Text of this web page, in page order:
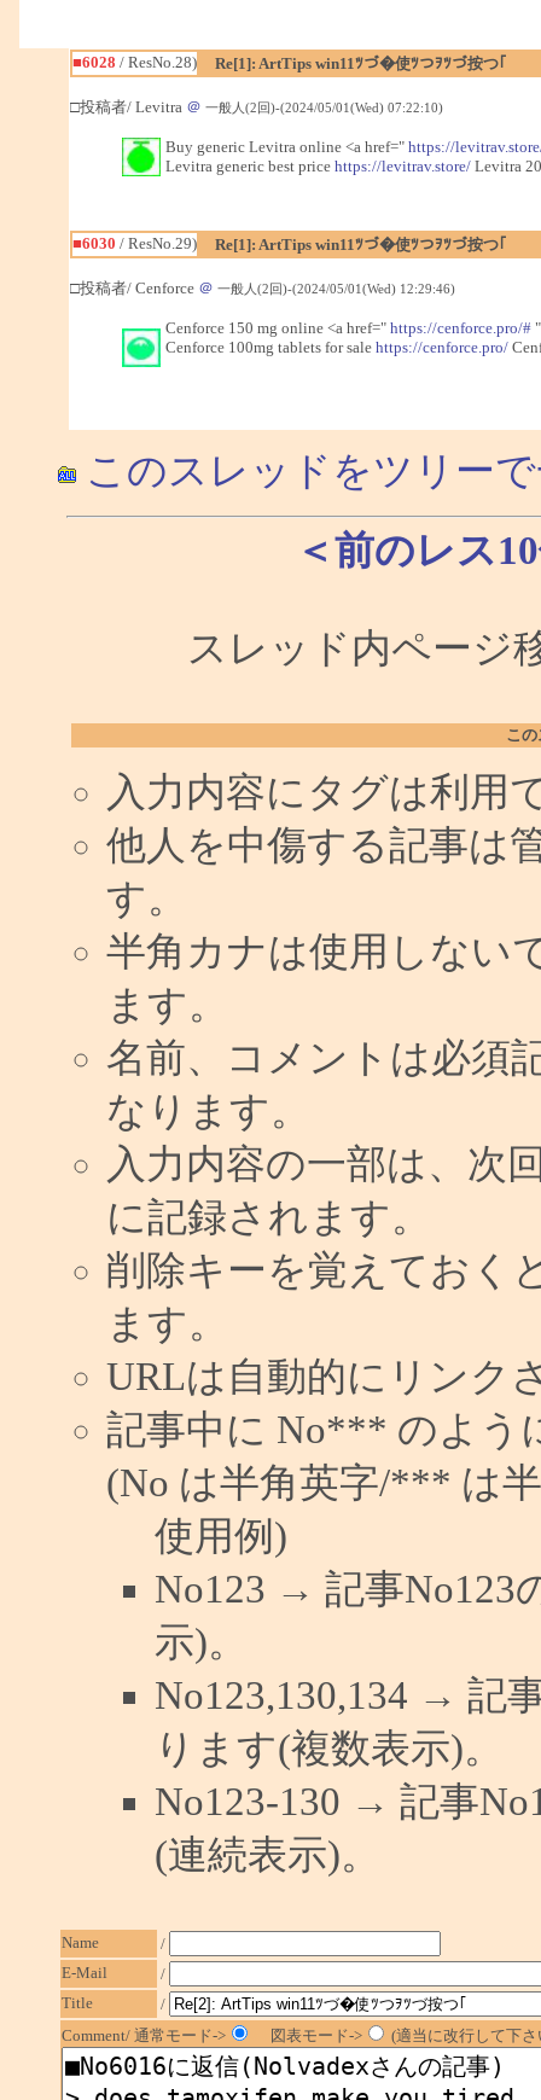
■6028 / ResNo.28) Re[1]: ArtTips win11ﾂづ�使ﾂつｦﾂづ按つ｢
□投稿者/ Levitra ＠ 一般人(2回)-(2024/05/01(Wed) 07:22:10)
Buy generic Levitra online <a href=" https://
Levitra generic best price https://levitrav.store/Levitra
■6030 / ResNo.29) Re[1]: ArtTips win11ﾂづ�使ﾂつｦﾂづ按つ｢
□投稿者/ Cenforce ＠ 一般人(2回)-(2024/05/01(Wed) 12:29:46)
Cenforce 150 mg online <a href=" https://cenforce.pro/#
Cenforce 100mg tablets for sale https://cenforce.pro/
このスレッドをツリー
＜前のレス
スレッド内ページ
こ
入力内容にタグは利用
他人を中傷する記事は
す。
半角カナは使用しない
ます。
名前、コメントは必須
なります。
入力内容の一部は、次
に記録されます。
削除キーを覚えておく
ます。
URLは自動的にリンク
記事中に No*** のよう
(No は半角英字/*** は
使用例)
No123 → 記事No123
示)。
No123,130,134 → 記
ります(複数表示)。
No123-130 → 記事
(連続表示)。
Name
/
E-Mail
/
Title
/
Comment/ 通常モード->
図表モード-> (適当に改行して下